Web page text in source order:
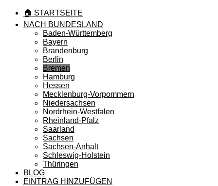
🏠 STARTSEITE
NACH BUNDESLAND
Baden-Württemberg
Bayern
Brandenburg
Berlin
Bremen
Hamburg
Hessen
Mecklenburg-Vorpommern
Niedersachsen
Nordrhein-Westfalen
Rheinland-Pfalz
Saarland
Sachsen
Sachsen-Anhalt
Schleswig-Holstein
Thüringen
BLOG
EINTRAG HINZUFÜGEN